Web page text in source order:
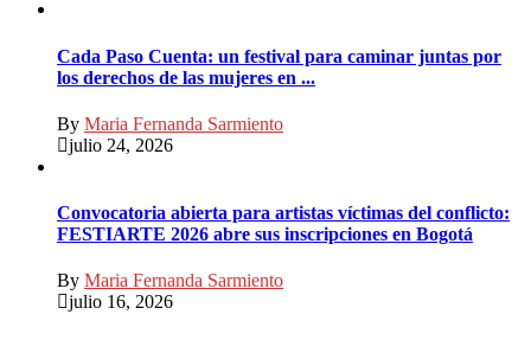
Cada Paso Cuenta: un festival para caminar juntas por
los derechos de las mujeres en ...
By Maria Fernanda Sarmiento
julio 24, 2026
Convocatoria abierta para artistas víctimas del conflicto:
FESTIARTE 2026 abre sus inscripciones en Bogotá
By Maria Fernanda Sarmiento
julio 16, 2026